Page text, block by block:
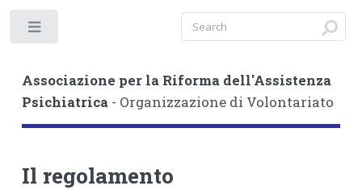
Associazione per la Riforma dell'Assistenza
Psichiatrica- Organizzazione di Volontariato
Il regolamento